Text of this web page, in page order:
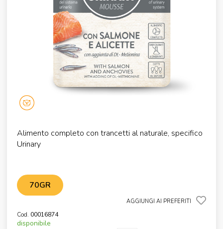
Alimento completo con trancetti al naturale, specifico
Urinary
70GR
AGGIUNGI AI PREFERITI
Cod. 00016874
disponibile